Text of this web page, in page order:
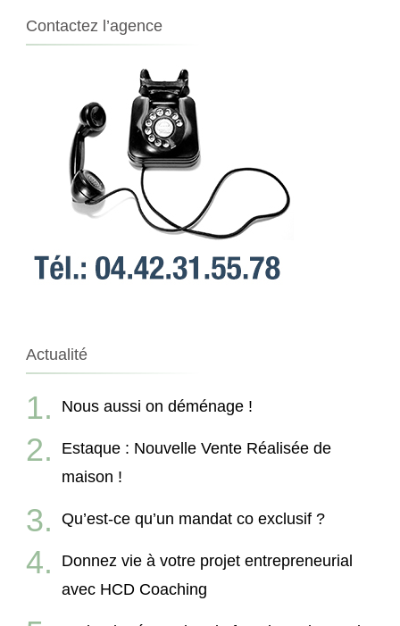
Contactez l’agence
Actualité
Nous aussi on déménage !
Estaque : Nouvelle Vente Réalisée de
maison !
Qu’est-ce qu’un mandat co exclusif ?
Donnez vie à votre projet entrepreneurial
avec HCD Coaching